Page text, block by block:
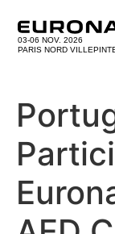
03-06 NOV. 2026
PARIS NORD